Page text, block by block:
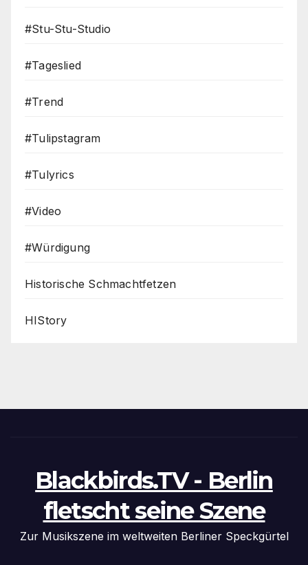
#Stu-Stu-Studio
#Tageslied
#Trend
#Tulipstagram
#Tulyrics
#Video
#Würdigung
Historische Schmachtfetzen
HIStory
Blackbirds.TV - Berlin
fletscht seine Szene
Zur Musikszene im weltweiten Berliner Speckgürtel